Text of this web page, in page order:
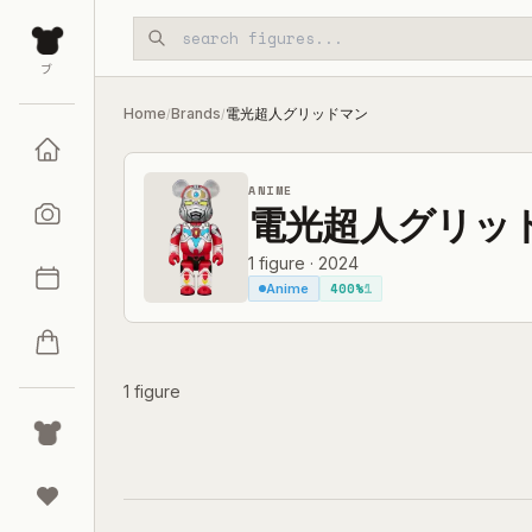
Skip to main content
ブ
Home/Brands/電光超人グリッドマン
ANIME
電光超人グリッ
1 figure · 2024
Anime 400%1
1 figure